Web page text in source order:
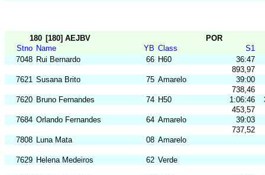
180 [180] AEJBV
POR
Stno Name YB Class
S1
7048 Rui Bernardo 66 H60
36:47
893,97
7621 Susana Brito 75 Amarelo
39:00
738,46
7620 Bruno Fernandes 74 H50 1:06:46
453,57
7684 Orlando Fernandes 64 Amarelo
39:03
737,52
7808 Luna Mata 08 Amarelo
7629 Helena Medeiros 62 Verde